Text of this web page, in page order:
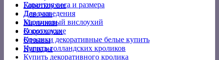
Короткоухие
Девочки
Мальчики
О кроликах
Отзывы
Награды
Гарантия веса и размера
Для разведения
Карликовый вислоухий
Короткоухие
Кролики декоративные белые купить
Купить голландских кроликов
Купить декоративного кролика